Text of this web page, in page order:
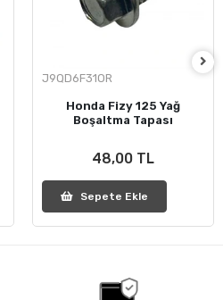
J9QD6F31OR
Honda Fizy 125 Yağ
Boşaltma Tapası
48,00 TL
Sepete Ekle